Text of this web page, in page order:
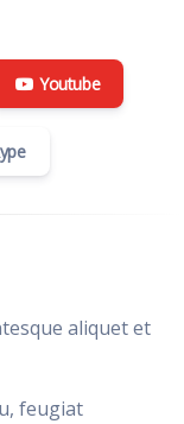
Youtube
aliquet et
feugiat